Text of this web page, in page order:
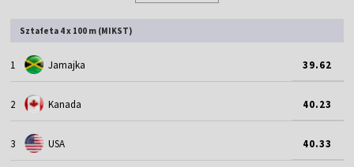
Sztafeta 4 x 100 m (MIKST)
1 Jamajka 39.62
2 Kanada 40.23
3 USA 40.33